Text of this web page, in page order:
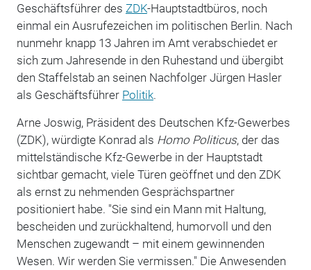
Geschäftsführer des ZDK-Hauptstadtbüros, noch
einmal ein Ausrufezeichen im politischen Berlin. Nach
nunmehr knapp 13 Jahren im Amt verabschiedet er
sich zum Jahresende in den Ruhestand und übergibt
den Staffelstab an seinen Nachfolger Jürgen Hasler
als Geschäftsführer Politik.
Arne Joswig, Präsident des Deutschen Kfz-Gewerbes
(ZDK), würdigte Konrad als Homo Politicus, der das
mittelständische Kfz-Gewerbe in der Hauptstadt
sichtbar gemacht, viele Türen geöffnet und den ZDK
als ernst zu nehmenden Gesprächspartner
positioniert habe. "Sie sind ein Mann mit Haltung,
bescheiden und zurückhaltend, humorvoll und den
Menschen zugewandt – mit einem gewinnenden
Wesen. Wir werden Sie vermissen." Die Anwesenden